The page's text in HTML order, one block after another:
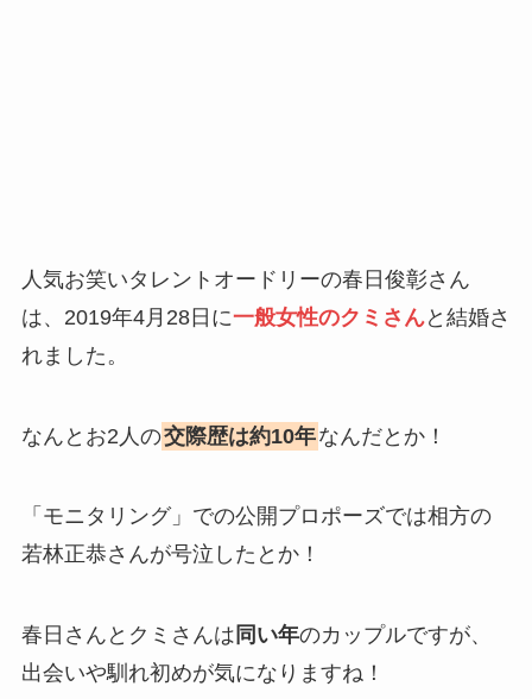
人気お笑いタレントオードリーの春日俊彰さん
は、2019年4月28日に一般女性のクミさんと結婚さ
れました。
なんとお2人の交際歴は約10年なんだとか！
「モニタリング」での公開プロポーズでは相方の
若林正恭さんが号泣したとか！
春日さんとクミさんは 同い年のカップルですが、
出会いや馴れ初めが気になりますね！